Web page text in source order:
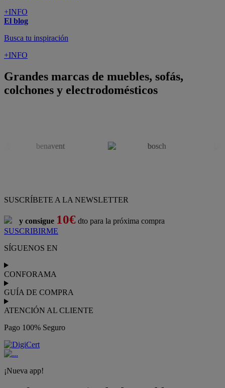
+INFO
El blog
Busca tu inspiración
+INFO
Grandes marcas de muebles, sofás,
colchones y electrodomésticos
SUSCRÍBETE A LA NEWSLETTER
y consigue 10€ dto para la próxima compra
SUSCRIBIRME
SÍGUENOS EN
CONFORAMA
GUÍA DE COMPRA
ATENCIÓN AL CLIENTE
Pago 100% Seguro
¡Nueva app!